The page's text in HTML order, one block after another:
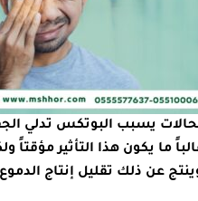
يسبب البوتكس تدلي
ما يكون هذا التأثير مؤقتاً
عن ذلك تقليل إنتاج